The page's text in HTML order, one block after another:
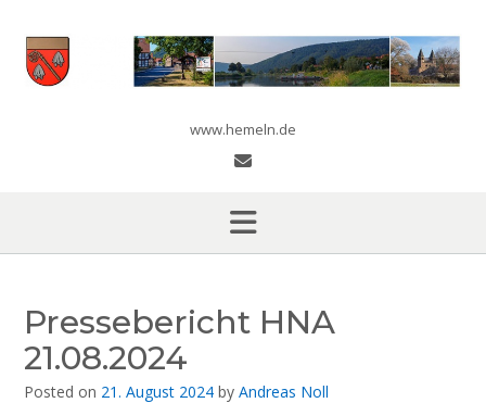
content
www.hemeln.de
Pressebericht HNA
21.08.2024
Posted on 21. August 2024 by Andreas Noll